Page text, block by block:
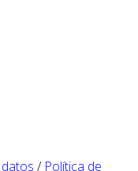
/ Política de